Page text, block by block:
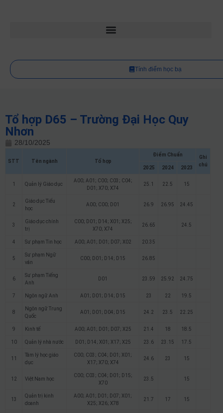
Tính điểm học bạ
Tổ hợp D65 – Trường Đại Học Quy
Nhơn
28/10/2025
STT Tên ngành Tổ hợp
Điểm Chuẩn
Ghi
chú
2025 2024 2023
1 Quản lý Giáo dục
A00; A01; C00; C03; C04;
D01; X70; X74
25.1 22.5 15
2
Giáo dục Tiểu
học
A00; C00; D01 26.9 26.95 24.45
3
Giáo dục chính
trị
C00; D01; D14; X01; X25;
X70; X74
26.65 24.5
4 Sư phạm Tin học A00; A01; D01; D07; X02 20.35
5
Sư phạm Ngữ
văn
C00; D01; D14; D15 26.85
6
Sư phạm Tiếng
Anh
D01 23.59 25.92 24.75
7 Ngôn ngữ Anh A01; D01; D14; D15 23 22 19.5
8
Ngôn ngữ Trung
Quốc
A01; D01; D04; D15 24.2 23.5 22.25
9 Kinh tế A00; A01; D01; D07; X25 21.4 18 18.5
10 Quản lý nhà nước D01; D14; X01; X17; X25 23.6 23.15 17.5
11
Tâm lý học giáo
dục
C00; C03; C04; D01; X01;
X17; X70; X74
24.6 23 15
12 Việt Nam học
C00; C03; C04; D01; D15;
X70
23.5 15
13
Quản trị kinh
doanh
A00; A01; D01; D07; X01;
X25; X26; X78
21.7 17 15